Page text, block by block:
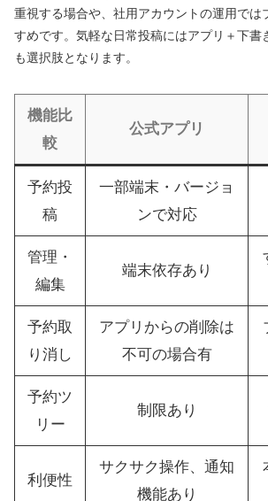
重視する場合や、社用アカウントの運用では
すめです。気軽な日常投稿にはアプリ＋下書
も選択肢となります。
機能比
較
公式アプリ
予約投
稿
一部端末・バージョ
ンで対応
管理・
編集
端末依存あり
予約取
り消し
アプリからの削除は
不可の場合有
予約ツ
リー
制限あり
利便性
サクサク操作、通知
機能あり